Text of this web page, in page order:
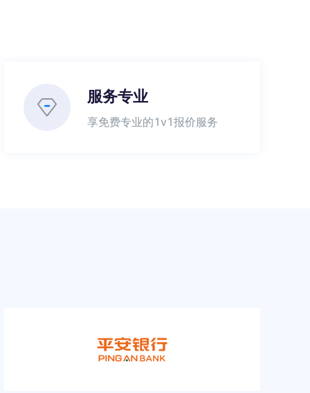
服务专业
享免费专业的1v1报价服务